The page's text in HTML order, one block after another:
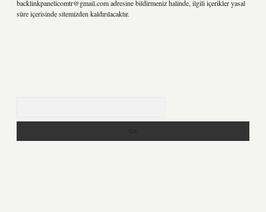
backlinkpanelicomtr@gmail.comadresine bildirmeniz halinde, ilgili içerikler yasal
süre içerisinde sitemizden kaldırılacaktır.